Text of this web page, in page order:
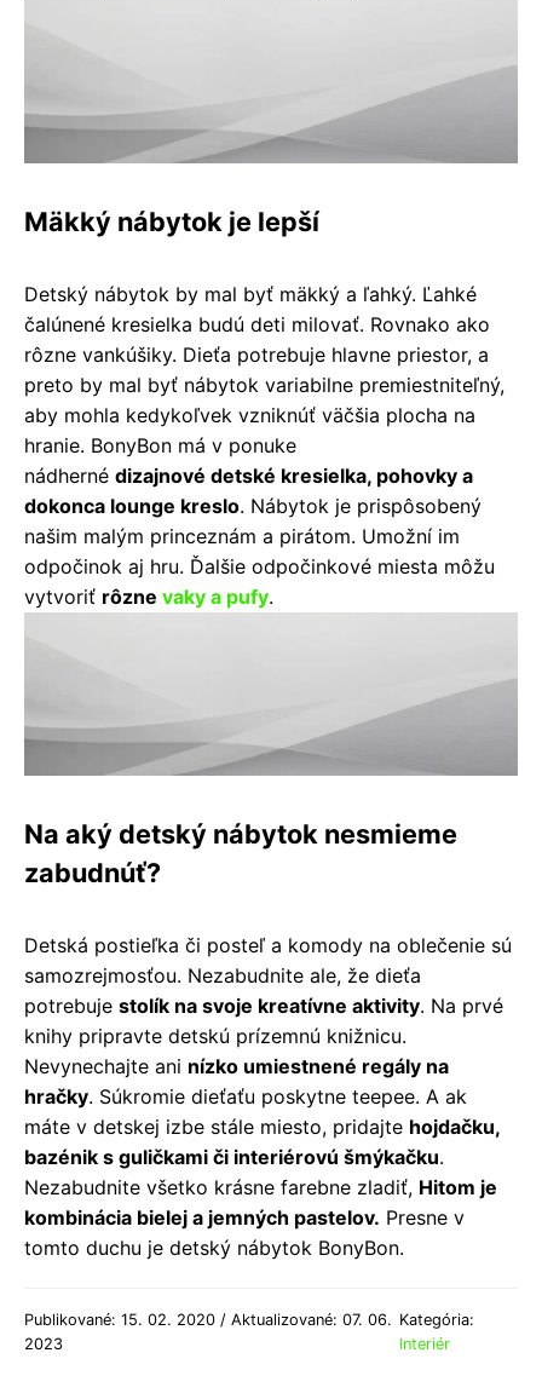
Mäkký nábytok je lepší
Detský nábytok by mal byť mäkký a ľahký. Ľahké
čalúnené kresielka budú deti milovať. Rovnako ako
rôzne vankúšiky. Dieťa potrebuje hlavne priestor, a
preto by mal byť nábytok variabilne premiestniteľný,
aby mohla kedykoľvek vzniknúť väčšia plocha na
hranie. BonyBon má v ponuke
nádherné dizajnové detské kresielka, pohovky a
dokonca lounge kreslo. Nábytok je prispôsobený
našim malým princeznám a pirátom. Umožní im
odpočinok aj hru. Ďalšie odpočinkové miesta môžu
vytvoriť rôzne vaky a pufy.
Na aký detský nábytok nesmieme
zabudnúť?
Detská postieľka či posteľ a komody na oblečenie sú
samozrejmosťou. Nezabudnite ale, že dieťa
potrebuje stolík na svoje kreatívne aktivity. Na prvé
knihy pripravte detskú prízemnú knižnicu.
Nevynechajte ani nízko umiestnené regály na
hračky. Súkromie dieťaťu poskytne teepee. A ak
máte v detskej izbe stále miesto, pridajte hojdačku,
bazénik s guličkami či interiérovú šmýkačku.
Nezabudnite všetko krásne farebne zladiť, Hitom je
kombinácia bielej a jemných pastelov. Presne v
tomto duchu je detský nábytok BonyBon.
Publikované: 15. 02. 2020 / Aktualizované: 07. 06.
2023
Kategória:
Interiér